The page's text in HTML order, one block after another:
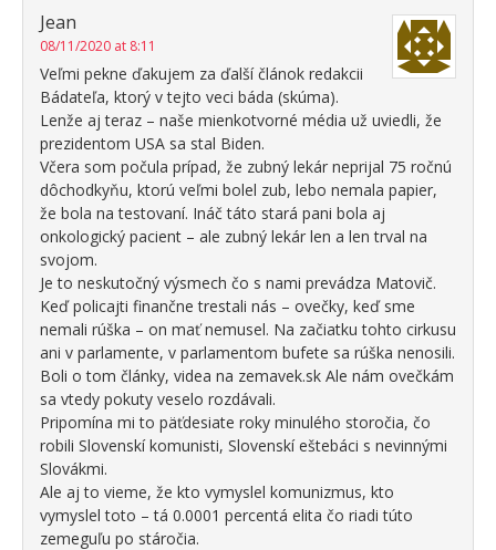
Jean
08/11/2020 at 8:11
Veľmi pekne ďakujem za ďalší článok redakcii
Bádateľa, ktorý v tejto veci báda (skúma).
Lenže aj teraz – naše mienkotvorné média už uviedli, že
prezidentom USA sa stal Biden.
Včera som počula prípad, že zubný lekár neprijal 75 ročnú
dôchodkyňu, ktorú veľmi bolel zub, lebo nemala papier,
že bola na testovaní. Ináč táto stará pani bola aj
onkologický pacient – ale zubný lekár len a len trval na
svojom.
Je to neskutočný výsmech čo s nami prevádza Matovič.
Keď policajti finančne trestali nás – ovečky, keď sme
nemali rúška – on mať nemusel. Na začiatku tohto cirkusu
ani v parlamente, v parlamentom bufete sa rúška nenosili.
Boli o tom články, videa na zemavek.sk Ale nám ovečkám
sa vtedy pokuty veselo rozdávali.
Pripomína mi to päťdesiate roky minulého storočia, čo
robili Slovenskí komunisti, Slovenskí eštebáci s nevinnými
Slovákmi.
Ale aj to vieme, že kto vymyslel komunizmus, kto
vymyslel toto – tá 0.0001 percentá elita čo riadi túto
zemeguľu po stáročia.